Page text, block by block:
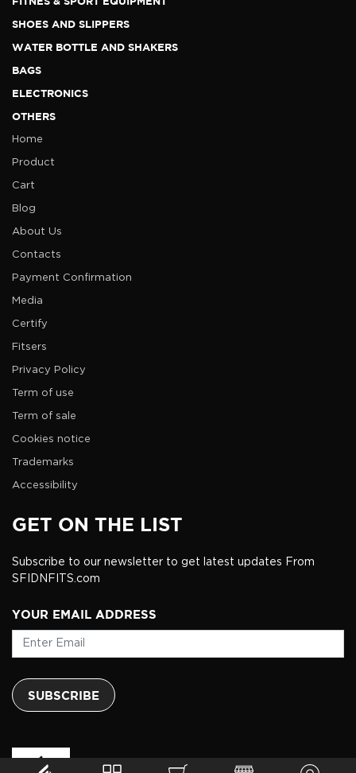
SHOES AND SLIPPERS
WATER BOTTLE AND SHAKERS
BAGS
ELECTRONICS
OTHERS
Home
Product
Cart
Blog
About Us
Contacts
Payment Confirmation
Media
Certify
Fitsers
Privacy Policy
Term of use
Term of sale
Cookies notice
Trademarks
Accessibility
GET ON THE LIST
Subscribe to our newsletter to get latest updates From
SFIDNFITS.com
YOUR EMAIL ADDRESS
SUBSCRIBE